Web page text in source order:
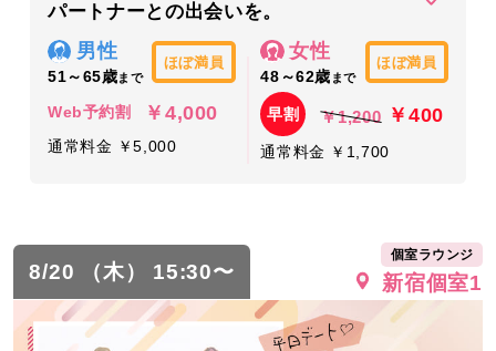
パートナーとの出会いを。
男性
51～65歳まで
ほぼ満員
Web予約割 ￥4,000
通常料金 ￥5,000
女性
48～62歳 まで
ほぼ満員
早割 ￥1,200 ￥400
通常料金 ￥1,700
8/20 （木） 15:30〜
個室ラウンジ
新宿個室1